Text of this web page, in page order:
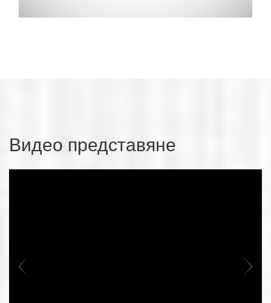
Видео представяне